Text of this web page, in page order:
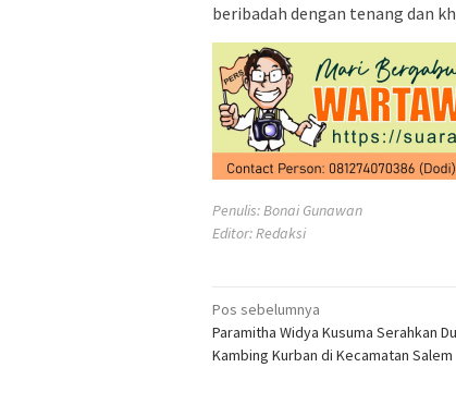
beribadah dengan tenang dan
Penulis: Bonai Gunawan
Editor: Redaksi
Navigasi
pos
Pos sebelumnya
Paramitha Widya Kusuma Serahkan
Kambing Kurban di Kecamatan Salem